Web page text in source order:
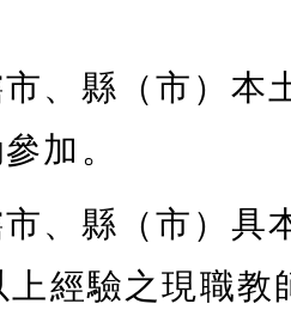
市、縣（市）本
加。
市、縣（市）具
上經驗之現職教